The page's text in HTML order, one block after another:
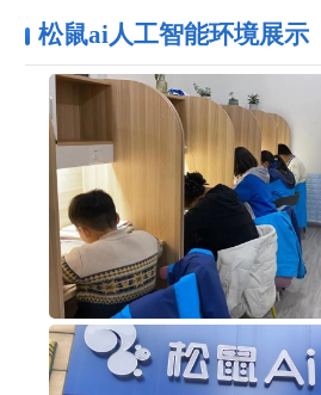
松鼠ai人工智能环境展示